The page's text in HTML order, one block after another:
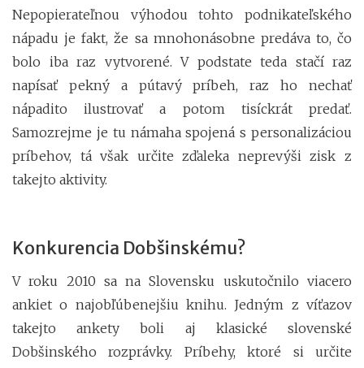
Nepopierateľnou výhodou tohto podnikateľského
nápadu je fakt, že sa mnohonásobne predáva to, čo
bolo iba raz vytvorené. V podstate teda stačí raz
napísať pekný a pútavý príbeh, raz ho nechať
nápadito ilustrovať a potom tisíckrát predať.
Samozrejme je tu námaha spojená s personalizáciou
príbehov, tá však určite zďaleka neprevýši zisk z
takejto aktivity.
Konkurencia Dobšinskému?
V roku 2010 sa na Slovensku uskutočnilo viacero
ankiet o najobľúbenejšiu knihu. Jedným z víťazov
takejto ankety boli aj klasické slovenské
Dobšinského rozprávky. Príbehy, ktoré si určite